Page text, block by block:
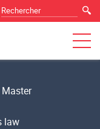
Master
law